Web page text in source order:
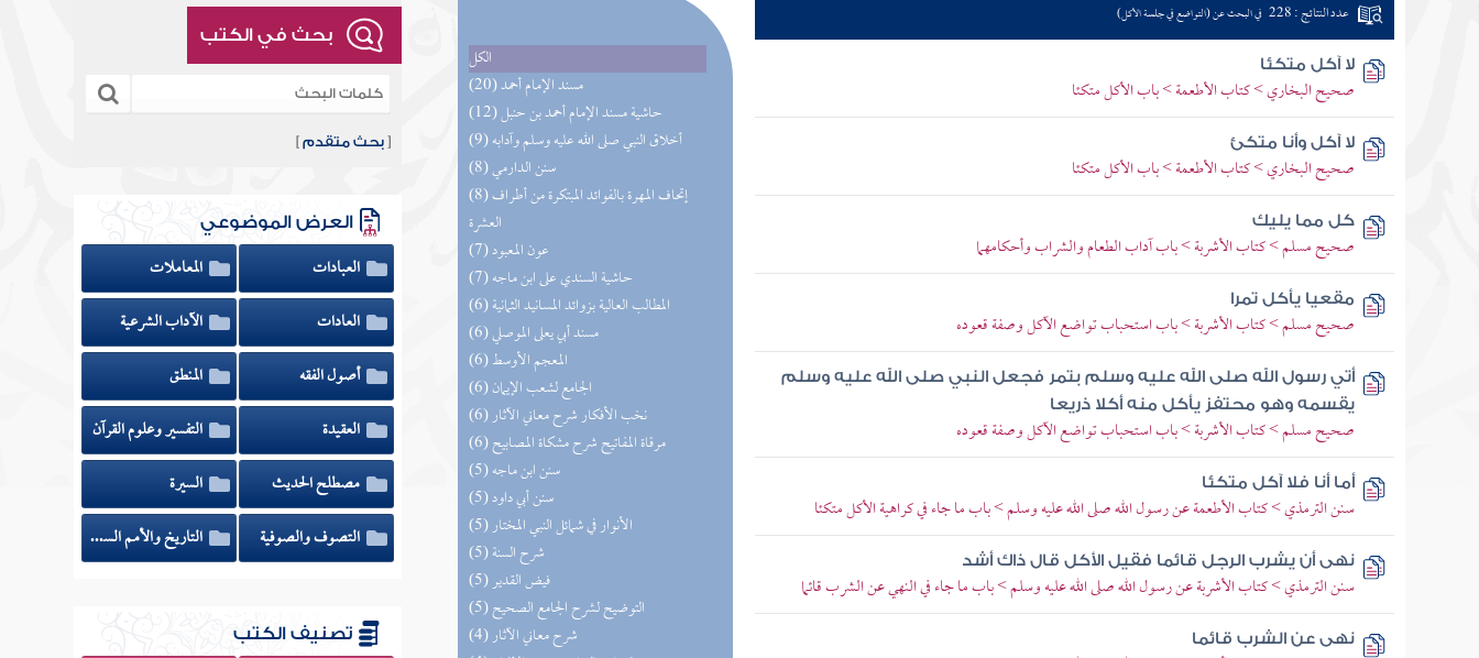
الكل
(20) مسند الإمام أحمد
(12) حاشية مسند الإمام أحمد بن حنبل
(9) أخلاق النبي صلى الله عليه وسلم وآدابه
(8) سنن الدارمي
(8) إتحاف المهرة بالفوائد المبتكرة من أطراف
العشرة
(7) عون المعبود
(7) حاشية السندي على ابن ماجه
(6) المطالب العالية بزوائد المسانيد الثمانية
(6) مسند أبي يعلى الموصلي
(6) المعجم الأوسط
(6) الجامع لشعب الإيمان
(6) نخب الأفكار شرح معاني الآثار
(6) مرقاة المفاتيح شرح مشكاة المصابيح
(5) سنن ابن ماجه
(5) سنن أبي داود
(5) الأنوار في شمائل النبي المختار
(5) شرح السنة
(5) فيض القدير
(5) التوضيح لشرح الجامع الصحيح
(4) شرح معاني الآثار
عدد النتائج : 228 في البحث عن (التواضع في جلسة الأكل)
لا آكل متكئا
صحيح البخاري > كتاب الأطعمة > باب الأكل متكئا
لا آكل وأنا متكئ
صحيح البخاري > كتاب الأطعمة > باب الأكل متكئا
كل مما يليك
صحيح مسلم > كتاب الأشربة > باب آداب الطعام والشراب وأحكامهما
مقعيا يأكل تمرا
صحيح مسلم > كتاب الأشربة > باب استحباب تواضع الآكل وصفة قعوده
أتي رسول الله صلى الله عليه وسلم بتمر فجعل النبي صلى الله عليه وسلم
يقسمه وهو محتفز يأكل منه أكلا ذريعا
صحيح مسلم > كتاب الأشربة > باب استحباب تواضع الآكل وصفة قعوده
أما أنا فلا آكل متكئا
سنن الترمذي > كتاب الأطعمة عن رسول الله صلى الله عليه وسلم > باب ما جاء في كراهية الأكل متكئا
نهى أن يشرب الرجل قائما فقيل الأكل قال ذاك أشد
سنن الترمذي > كتاب الأشربة عن رسول الله صلى الله عليه وسلم > باب ما جاء في النهي عن الشرب قائما
نهى عن الشرب قائما
بحث في الكتب
[بحث متقدم ]
العرض الموضوعي
العبادات
المعاملات
العادات
الآداب الشرعية
أصول الفقه
المنطق
العقيدة
التفسير وعلوم القرآن
مصطلح الحديث
السيرة
التصوف والصوفية
التاريخ والأمم السابقة
تصنيف الكتب